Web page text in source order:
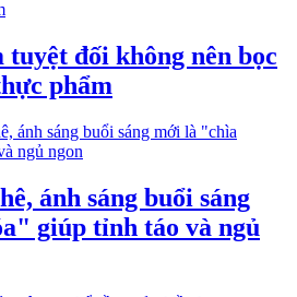
đối không nên bọc
phẩm
ánh sáng buổi sáng
giúp tỉnh táo và ngủ